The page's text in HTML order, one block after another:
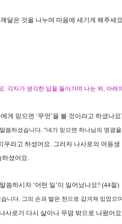
달은 것을 나누며 마음에 새기게 해주세요
. 각자가 생각한 답을 돌아가며 나눈 뒤 , 아래
게 믿으면 ‘무엇 ’을 볼 것이라고 하셨나요
씀하셨습니다. “네가 믿으면 하나님의 영광
우라고 하셨어요. 그러자 나사로의 여동
하셨어요.
씀하시자 ‘어떤 일 ’이 일어났나요? (44절)
니다. 그의 손과 발은 천으로 감겨져 있었으며
사로가 다시 살아나 무덤 밖으로 나왔어요